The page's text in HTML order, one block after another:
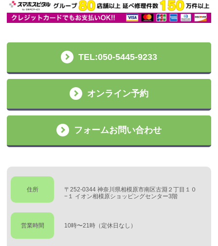
TEL:050-5445-9233
オンライン予約
フォームお問い合わせ
住所
〒252-0344 神奈川県相模原市南区古淵２丁目１０
−１ イオン相模原ショッピングセンター3階
営業時間 10時〜21時（定休日なし）